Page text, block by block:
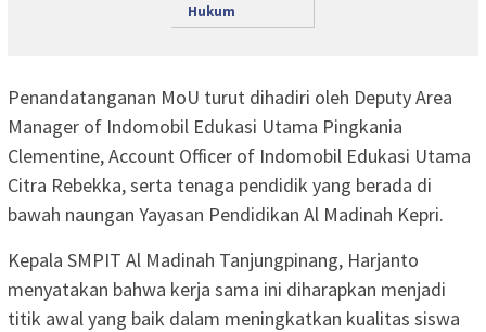
Hukum
Penandatanganan MoU turut dihadiri oleh Deputy Area
Manager of Indomobil Edukasi Utama Pingkania
Clementine, Account Officer of Indomobil Edukasi Utama
Citra Rebekka, serta tenaga pendidik yang berada di
bawah naungan Yayasan Pendidikan Al Madinah Kepri.
Kepala SMPIT Al Madinah Tanjungpinang, Harjanto
menyatakan bahwa kerja sama ini diharapkan menjadi
titik awal yang baik dalam meningkatkan kualitas siswa